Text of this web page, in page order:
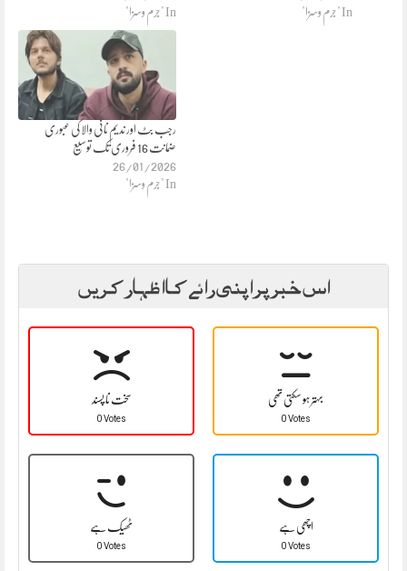
In "جرم وسزا"
In "جرم وسزا"
رجب بٹ اور ندیم نانی والا کی عبوری
ضمانت 16 فروری تک توسیع
26/01/2026
In "جرم وسزا"
اس خبر پر اپنی رائے کا اظہار کریں
سخت نا پسند
0 Votes
بہتر ہو سکتی تھی
0 Votes
ٹھیک ہے
0 Votes
اچھی ہے
0 Votes